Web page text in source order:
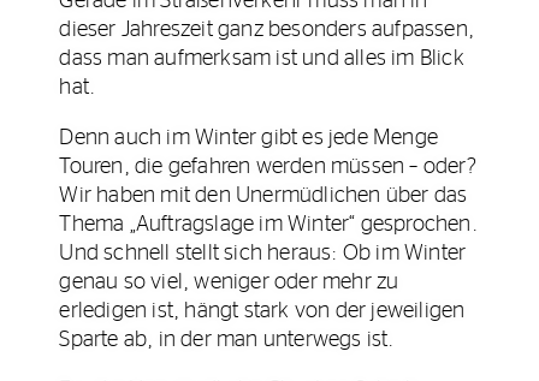
dieser Jahreszeit ganz besonders aufpassen,
dass man aufmerksam ist und alles im Blick
hat.
Denn auch im Winter gibt es jede Menge
Touren, die gefahren werden müssen – oder?
Wir haben mit den Unermüdlichen über das
Thema „Auftragslage im Winter“ gesprochen.
Und schnell stellt sich heraus: Ob im Winter
genau so viel, weniger oder mehr zu
erledigen ist, hängt stark von der jeweiligen
Sparte ab, in der man unterwegs ist.